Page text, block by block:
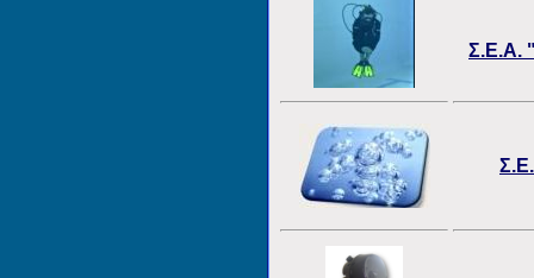
Σ.Ε.Α.